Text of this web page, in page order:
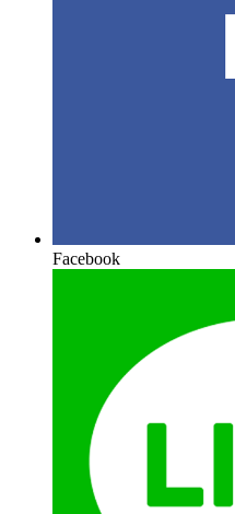
Facebook